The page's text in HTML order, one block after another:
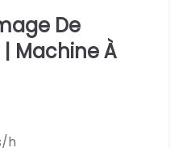
De
Machine À
h